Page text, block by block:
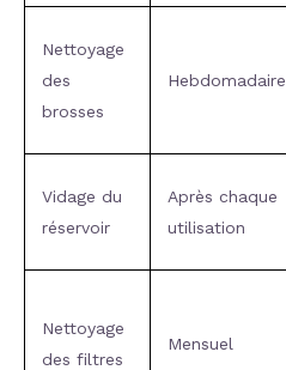
Nettoyage
des
brosses
Hebdomadaire
Vidage du
réservoir
Après chaque
utilisation
Nettoyage
des filtres
Mensuel